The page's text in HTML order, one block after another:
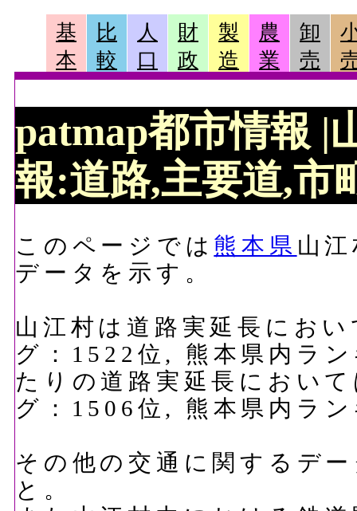
基
本
比
較
人
口
財
政
製
造
農
業
卸
売
patmap都市情報 |
報:道路,主要道,市
このページでは 熊本県 山
データを示す。
山江村は道路実延長にお
グ：1522位, 熊本県内ラ
たりの道路実延長におい
グ：1506位, 熊本県内ラ
その他の交通に関するデ
と。